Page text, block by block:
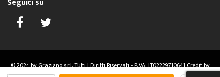
Seguici su
© 2024 by Graziano s.r.l. Tutti I Diritti Riservati - P.IVA: IT02229710641Credit by
Hostinato